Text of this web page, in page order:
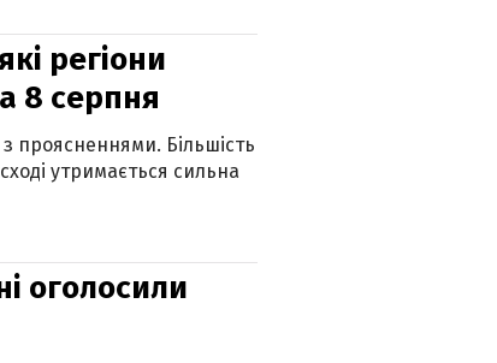
регіони
8 серпня
проясненнями. Більшість
утримається сильна
оголосили